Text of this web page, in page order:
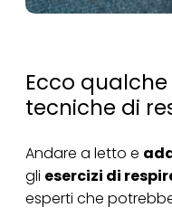
Ecco
tecniche di
Andare a letto e
gli esercizi di
esperti che